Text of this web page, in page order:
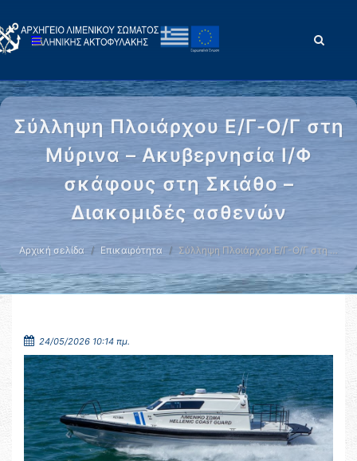
Σύλληψη Πλοιάρχου Ε/Γ-Ο/Γ στη
Μύρινα – Ακυβερνησία Ι/Φ
σκάφους στη Σκιάθο –
Διακομιδές ασθενών
Αρχική σελίδα Επικαιρότητα Σύλληψη Πλοιάρχου Ε/Γ-Ο/Γ στη …
24/05/2026 10:14 πμ.